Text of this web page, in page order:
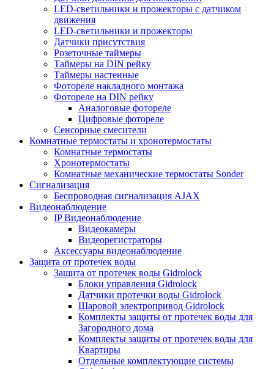
LED-светильники и прожекторы с датчиком
движения
LED-светильники и прожекторы
Датчики присутствия
Розеточные таймеры
Таймеры на DIN рейку
Таймеры настенные
Фотореле накладного монтажа
Фотореле на DIN рейку
Аналоговые фотореле
Цифровые фотореле
Сенсорные смесители
Комнатные термостаты и хронотермостаты
Комнатные термостаты
Хронотермостаты
Комнатные механические термостаты Sonder
Сигнализация
Беспроводная сигнализация AJAX
Видеонаблюдение
IP Видеонаблюдение
Видеокамеры
Видеорегистраторы
Аксессуары видеонаблюдение
Защита от протечек воды
Защита от протечек воды Gidrolock
Блоки управления Gidrolock
Датчики протечки воды Gidrolock
Шаровой электропривод Gidrolock
Комплекты защиты от протечек воды для
Загородного дома
Комплекты защиты от протечек воды для
Квартиры
Отдельные комплектующие системы